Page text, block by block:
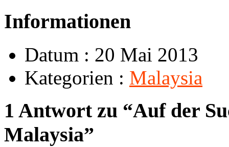
Informationen
Datum : 20 Mai 2013
Kategorien : Malaysia
1 Antwort zu “Auf der
Malaysia”